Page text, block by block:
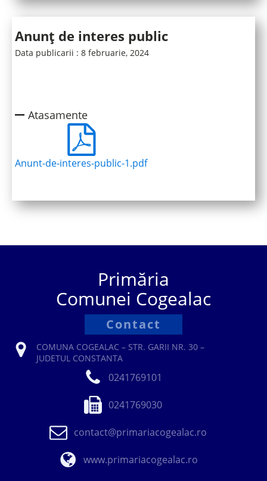
Anunț de interes public
Data publicarii : 8 februarie, 2024
Atasamente
Anunt-de-interes-public-1.pdf
Primăria
Comunei Cogealac
Contact
COMUNA COGEALAC – STR. GARII NR. 30 –
JUDETUL CONSTANTA
0241769101
0241769030
contact@primariacogealac.ro
www.primariacogealac.ro